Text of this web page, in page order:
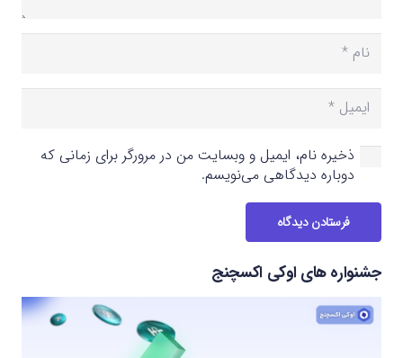
ذخیره نام، ایمیل و وبسایت من در مرورگر برای زمانی که
دوباره دیدگاهی می‌نویسم.
فرستادن دیدگاه
جشنواره های اوکی اکسچنج